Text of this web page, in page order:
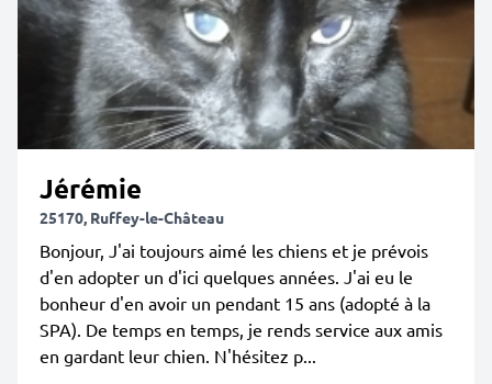
Jérémie
25170, Ruffey-le-Château
Bonjour, J'ai toujours aimé les chiens et je prévois
d'en adopter un d'ici quelques années. J'ai eu le
bonheur d'en avoir un pendant 15 ans (adopté à la
SPA). De temps en temps, je rends service aux amis
en gardant leur chien. N'hésitez p...